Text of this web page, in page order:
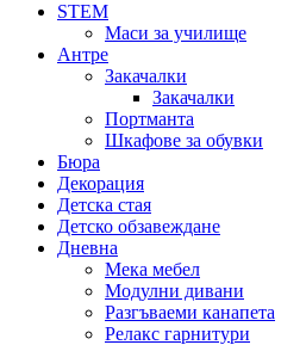
STEM
Маси за училище
Антре
Закачалки
Закачалки
Портманта
Шкафове за обувки
Бюра
Декорация
Детска стая
Детско обзавеждане
Дневна
Мека мебел
Модулни дивани
Разгъваеми канапета
Релакс гарнитури